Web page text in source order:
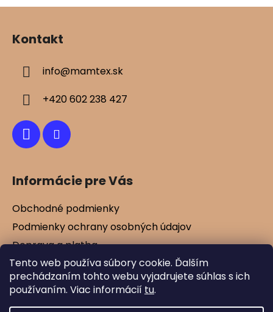
Tento web používa súbory cookie. Ďalším
prechádzaním tohto webu vyjadrujete súhlas s ich
používaním. Viac informácií tu.
Kontakt
info@mamtex.sk
+420 602 238 427
Informácie pre Vás
Obchodné podmienky
Podmienky ochrany osobných údajov
Doprava a platba
Kontakty
Vernostné zľavy